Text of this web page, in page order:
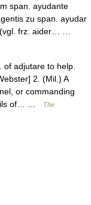
span. ayudante
zu span. ayudar
(vgl. frz. aider… …
adjutare to help.
2. (Mil.) A
or commanding
of… …
The